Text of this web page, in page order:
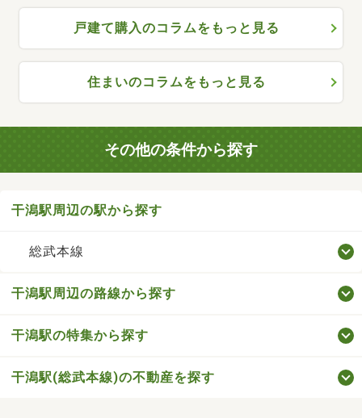
戸建て購入のコラムをもっと見る
住まいのコラムをもっと見る
その他の条件から探す
干潟駅周辺の駅から探す
総武本線
干潟駅周辺の路線から探す
干潟駅の特集から探す
干潟駅(総武本線)の不動産を探す